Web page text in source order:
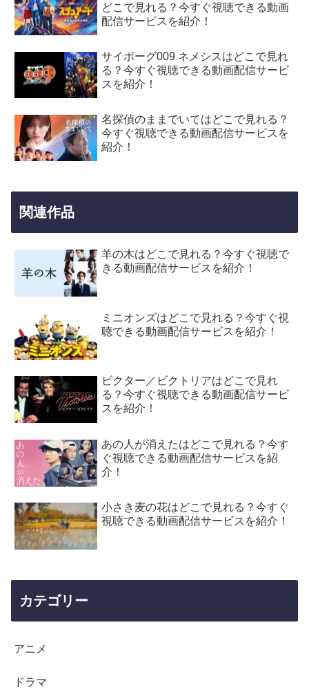
どこで見れる？今すぐ視聴できる動画
配信サービスを紹介！
サイボーグ009 ネメシスはどこで見れ
る？今すぐ視聴できる動画配信サービ
スを紹介！
名探偵のままでいてはどこで見れる？
今すぐ視聴できる動画配信サービスを
紹介！
関連作品
羊の木はどこで見れる？今すぐ視聴で
きる動画配信サービスを紹介！
ミニオンズはどこで見れる？今すぐ視
聴できる動画配信サービスを紹介！
ビクター／ビクトリアはどこで見れ
る？今すぐ視聴できる動画配信サービ
スを紹介！
あの人が消えたはどこで見れる？今す
ぐ視聴できる動画配信サービスを紹
介！
小さき麦の花はどこで見れる？今すぐ
視聴できる動画配信サービスを紹介！
カテゴリー
アニメ
ドラマ